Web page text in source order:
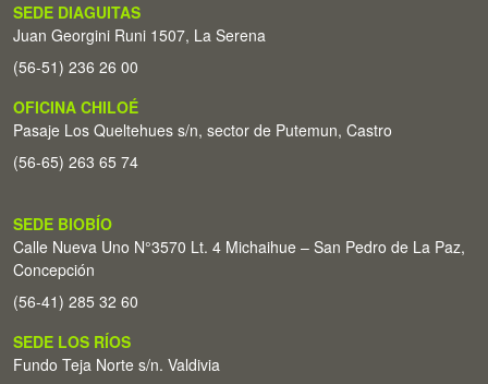
SEDE DIAGUITAS
Juan Georgini Runi 1507, La Serena
(56-51) 236 26 00
OFICINA CHILOÉ
Pasaje Los Queltehues s/n, sector de Putemun, Castro
(56-65) 263 65 74
SEDE BIOBÍO
Calle Nueva Uno N°3570 Lt. 4 Michaihue – San Pedro de La Paz,
Concepción
(56-41) 285 32 60
SEDE LOS RÍOS
Fundo Teja Norte s/n. Valdivia